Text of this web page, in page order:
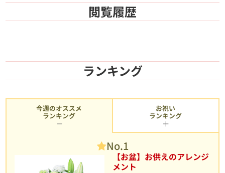
閲覧履歴
ランキング
今週のオススメ
ランキング
No.1
【お盆】お供えのアレンジ
メント
お祝い
ランキング